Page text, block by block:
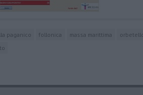
paganico follonica massa marittima